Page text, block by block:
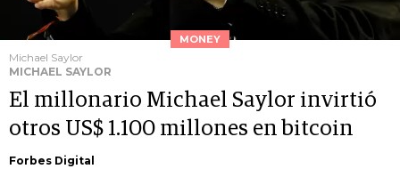
MONEY
Michael Saylor
MICHAEL SAYLOR
El millonario Michael Saylor invirtió
otros US$ 1.100 millones en bitcoin
Forbes Digital